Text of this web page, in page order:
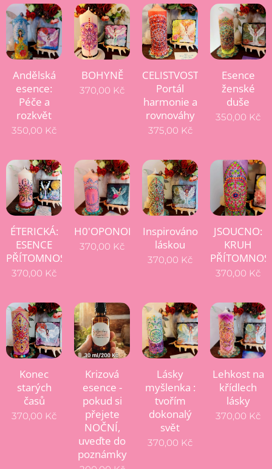
Andělská
esence:
Péče a
rozkvět
350,00 Kč
BOHYNĚ
370,00 Kč
CELISTVOST-
Portál
harmonie a
rovnováhy
375,00 Kč
Esence
ženské
duše
350,00 Kč
ÉTERICKÁ:
ESENCE
PŘÍTOMNOSTI
370,00 Kč
H0'OPONOPONO
370,00 Kč
Inspirováno
láskou
370,00 Kč
JSOUCNO:
KRUH
370,00 Kč
Konec
starých
časů
370,00 Kč
Krizová
esence -
pokud si
přejete
NOČNÍ,
uveďte do
poznámky
Lásky
myšlenka :
tvořím
dokonalý
svět
370,00 Kč
Lehkost na
křídlech
lásky
370,00 Kč